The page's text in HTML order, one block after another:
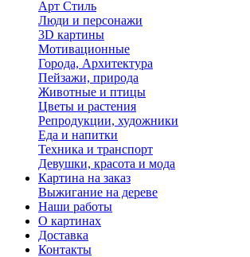
Арт Стиль
Люди и персонажи
3D картины
Мотивационные
Города, Архитектура
Пейзажи, природа
Животные и птицы
Цветы и растения
Репродукции, художники
Еда и напитки
Техника и транспорт
Девушки, красота и мода
Картина на заказ
Выжигание на дереве
Наши работы
О картинах
Доставка
Контакты